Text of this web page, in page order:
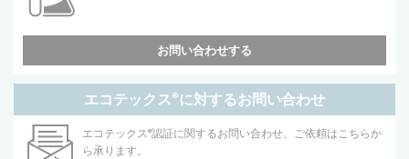
お問い合わせする
エコテックス®に対するお問い合わせ
エコテックス®認証に関するお問い合わせ、ご依頼はこちらか
ら承ります。